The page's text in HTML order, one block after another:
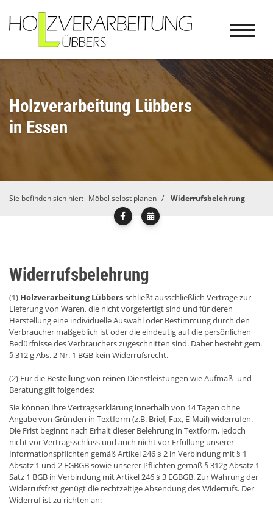
Holzverarbeitung Lübbers
in Essen
Sie befinden sich hier: Möbel selbst planen Widerrufsbelehrung
Widerrufsbelehrung
(1) Holzverarbeitung Lübbersschließt ausschließlich Verträge zur
Lieferung von Waren, die nicht vorgefertigt sind und für deren
Herstellung eine individuelle Auswahl oder Bestimmung durch den
Verbraucher maßgeblich ist oder die eindeutig auf die persönlichen
Bedürfnisse des Verbrauchers zugeschnitten sind. Daher besteht gem.
§ 312 g Abs. 2 Nr. 1 BGB kein Widerrufsrecht.
(2) Für die Bestellung von reinen Dienstleistungen wie Aufmaß- und
Beratung gilt folgendes:
Sie können Ihre Vertragserklärung innerhalb von 14 Tagen ohne
Angabe von Gründen in Textform (z.B. Brief, Fax, E-Mail) widerrufen.
Die Frist beginnt nach Erhalt dieser Belehrung in Textform, jedoch
nicht vor Vertragsschluss und auch nicht vor Erfüllung unserer
Informationspflichten gemäß Artikel 246 § 2 in Verbindung mit § 1
Absatz 1 und 2 EGBGB sowie unserer Pflichten gemäß § 312g Absatz 1
Satz 1 BGB in Verbindung mit Artikel 246 § 3 EGBGB. Zur Wahrung der
Widerrufsfrist genügt die rechtzeitige Absendung des Widerrufs. Der
Widerruf ist zu richten an: